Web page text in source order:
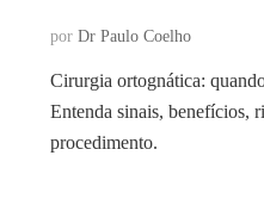
por Dr Paulo Coelho
Cirurgia ortognática:
Entenda sinais, benefícios,
procedimento.